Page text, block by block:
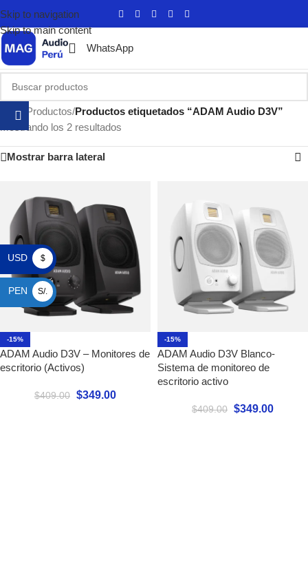
Skip to navigation
Skip to main content
WhatsApp
Inicio Productos/Productos etiquetados “ADAM Audio D3V”
Mostrando los 2 resultados
Mostrar barra lateral
-15%
ADAM Audio D3V – Monitores de
escritorio (Activos)
$409.00 $349.00
-15%
ADAM Audio D3V Blanco-
Sistema de monitoreo de
escritorio activo
$409.00 $349.00
USD $
PEN S/.